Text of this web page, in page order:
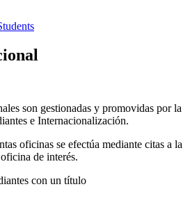
son gestionadas y promovidas por la
e Internacionalización.
oficinas se efectúa mediante citas a la
de interés.
con un título